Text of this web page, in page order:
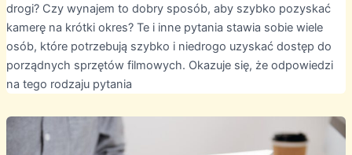
drogi? Czy wynajem to dobry sposób, aby szybko pozyskać
kamerę na krótki okres? Te i inne pytania stawia sobie wiele
osób, które potrzebują szybko i niedrogo uzyskać dostęp do
porządnych sprzętów filmowych. Okazuje się, że odpowiedzi
na tego rodzaju pytania